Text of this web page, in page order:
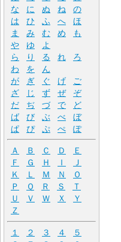
な
に ぬ ね
の
は
ひ ふ へ
ほ
ま
み む め
も
や
ゆ
よ
ら
り る れ
ろ
わ
を
ん
が
ぎ ぐ げ
ご
ざ
じ ず ぜ
ぞ
だ
ぢ づ で
ど
ば
び ぶ べ
ぼ
ぱ
ぴ ぷ ぺ ぽ
Ａ Ｂ Ｃ Ｄ
Ｅ
Ｆ
Ｇ Ｈ Ｉ
Ｊ
Ｋ
Ｌ Ｍ Ｎ
Ｏ
Ｐ
Ｑ Ｒ Ｓ
Ｔ
Ｕ
Ｖ Ｗ Ｘ
Ｙ
Ｚ
１ ２ ３ ４
５